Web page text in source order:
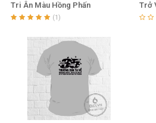
Tri Ân Màu Hồng Phấn
(1)
Trở